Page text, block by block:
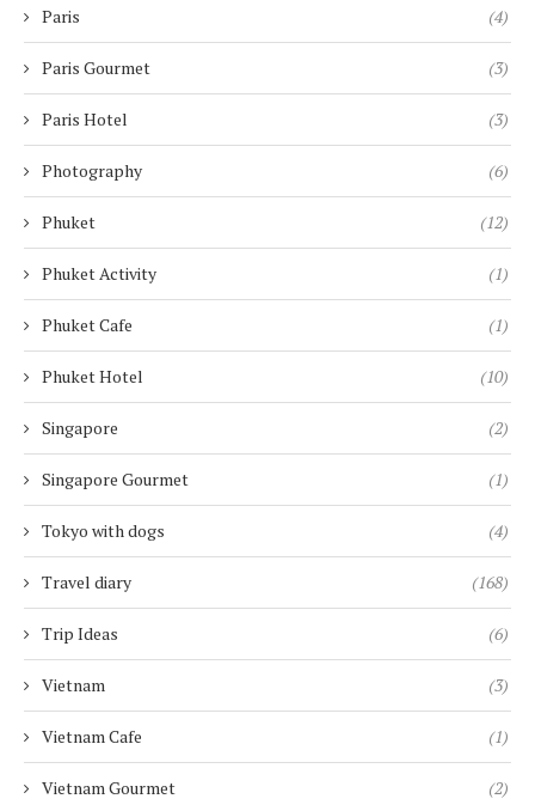
Paris (4)
Paris Gourmet (3)
Paris Hotel (3)
Photography (6)
Phuket (12)
Phuket Activity (1)
Phuket Cafe (1)
Phuket Hotel (10)
Singapore (2)
Singapore Gourmet (1)
Tokyo with dogs (4)
Travel diary (168)
Trip Ideas (6)
Vietnam (3)
Vietnam Cafe (1)
Vietnam Gourmet (2)